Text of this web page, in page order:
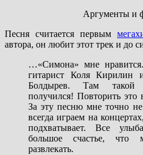
Аргументы и
Песня считается первым
автора, он любит этот трек и до
…«Симона» мне
гитарист Коля Кирилин
Болдырев. Там такой
получился! Повторить
За эту песню мне точно
всегда играем на
подхватывает. Все
большое счастье, что
развлекать.